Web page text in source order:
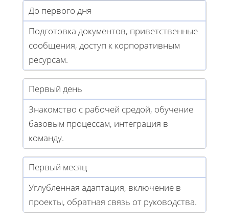
До первого дня
Подготовка документов, приветственные
сообщения, доступ к корпоративным
ресурсам.
Первый день
Знакомство с рабочей средой, обучение
базовым процессам, интеграция в
команду.
Первый месяц
Углубленная адаптация, включение в
проекты, обратная связь от руководства.